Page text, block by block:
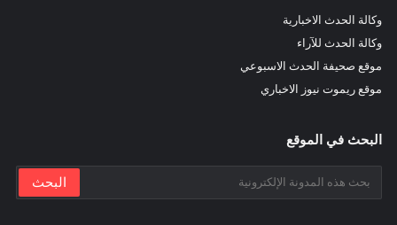
وكالة الحدث الاخبارية
وكالة الحدث للآراء
موقع صحيفة الحدث الاسبوعي
موقع ريموت نيوز الاخباري
البحث في الموقع